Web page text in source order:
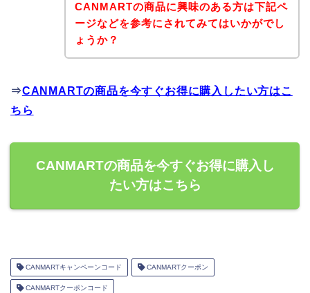
CANMARTの商品に興味のある方は下記ペ
ージなどを参考にされてみてはいかがでし
ょうか？
⇒CANMARTの商品を今すぐお得に購入したい方はこ
ちら
CANMARTの商品を今すぐお得に購入し
たい方はこちら
CANMARTキャンペーンコード CANMARTクーポン
CANMARTクーポンコード